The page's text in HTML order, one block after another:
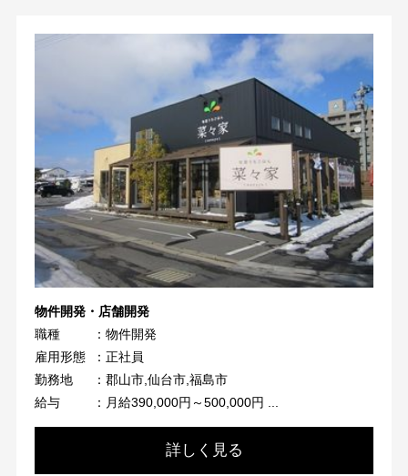
物件開発・店舗開発
職種
：物件開発
雇用形態
：正社員
勤務地
：郡山市,仙台市,福島市
給与
：月給390,000円～500,000円 ...
詳しく見る